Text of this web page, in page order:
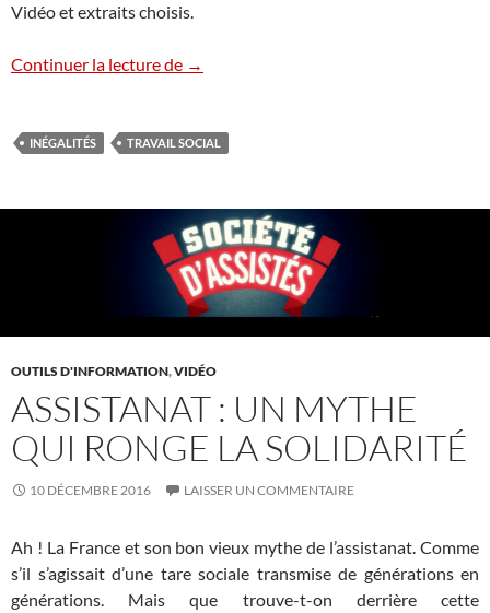
Vidéo et extraits choisis.
Continuer la lecture de Travail social : contrôle social des
→
INÉGALITÉS TRAVAIL SOCIAL
OUTILS D'INFORMATION,VIDÉO
ASSISTANAT : UN MYTHE
QUI RONGE LA SOLIDARITÉ
10 DÉCEMBRE 2016 LAISSER UN COMMENTAIRE
Ah ! La France et son bon vieux mythe de l’assistanat. Comme
s’il s’agissait d’une tare sociale transmise de générations en
générations. Mais que trouve-t-on derrière cette